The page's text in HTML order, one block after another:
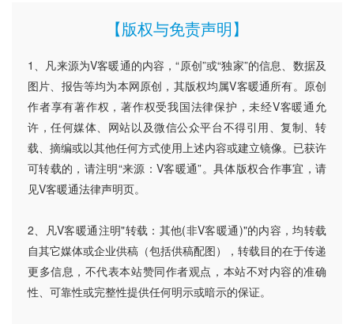
【版权与免责声明】
1、凡来源为V客暖通的内容，“原创”或“独家”的信息、数据及
图片、报告等均为本网原创，其版权均属V客暖通所有。原创
作者享有著作权，著作权受我国法律保护，未经V客暖通允
许，任何媒体、网站以及微信公众平台不得引用、复制、转
载、摘编或以其他任何方式使用上述内容或建立镜像。已获许
可转载的，请注明“来源：V客暖通”。具体版权合作事宜，请
见V客暖通法律声明页。
2、凡V客暖通注明"转载：其他(非V客暖通)"的内容，均转载
自其它媒体或企业供稿（包括供稿配图），转载目的在于传递
更多信息，不代表本站赞同作者观点，本站不对内容的准确
性、可靠性或完整性提供任何明示或暗示的保证。